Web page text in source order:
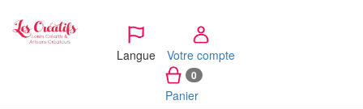
Langue Votre compte
0
Panier